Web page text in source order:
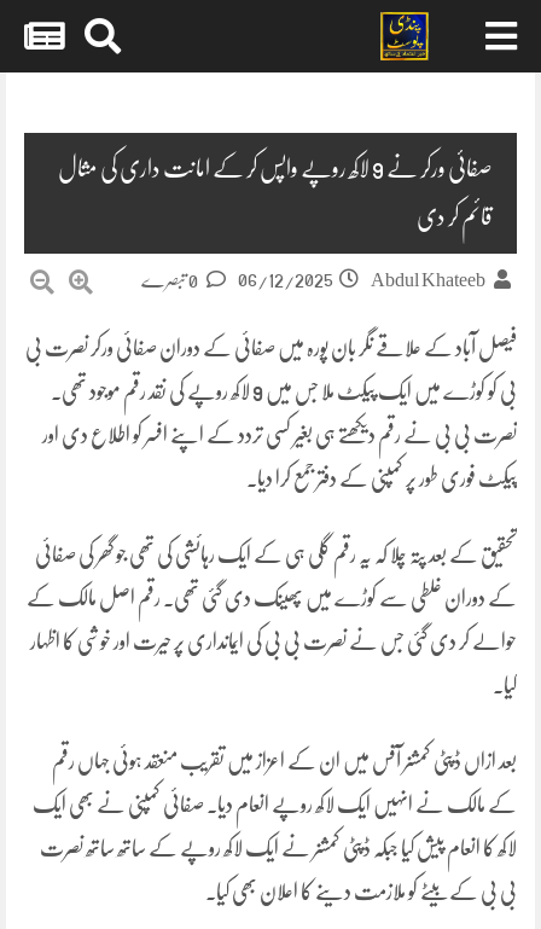
صفائی ورکر نے 9 لاکھ روپے واپس کر کے امانت داری کی مثال
قائم کر دی
Abdul Khateeb
06/12/2025
فیصل آباد کے علاقے نگر بان پورہ میں صفائی کے دوران صفائی ورکر نصرت بی
بی کو کوڑے میں ایک پیکٹ ملا جس میں 9 لاکھ روپے کی نقد رقم موجود تھی۔
نصرت بی بی نے رقم دیکھتے ہی بغیر کسی تردد کے اپنے افسر کو اطلاع دی اور
پیکٹ فوری طور پر کمپنی کے دفتر جمع کرا دیا۔
تحقیق کے بعد پتہ چلا کہ یہ رقم گلی ہی کے ایک رہائشی کی تھی جو گھر کی صفائی
کے دوران غلطی سے کوڑے میں پھینک دی گئی تھی۔ رقم اصل مالک کے
حوالے کر دی گئی جس نے نصرت بی بی کی ایمانداری پر حیرت اور خوشی کا اظہار
کیا۔
بعد ازاں ڈپٹی کمشنر آفس میں ان کے اعزاز میں تقریب منعقد ہوئی جہاں رقم
کے مالک نے انہیں ایک لاکھ روپے انعام دیا۔ صفائی کمپنی نے بھی ایک
لاکھ کا انعام پیش کیا جبکہ ڈپٹی کمشنر نے ایک لاکھ روپے کے ساتھ ساتھ نصرت
بی بی کے بیٹے کو ملازمت دینے کا اعلان بھی کیا۔